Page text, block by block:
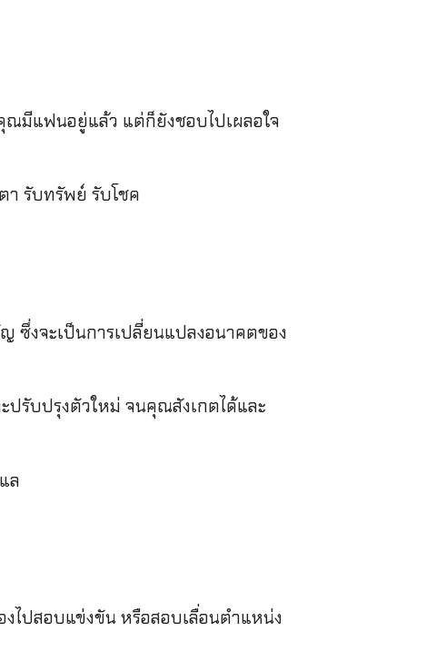
ณมีแฟนอยู่แล้ว แต่ก็ยังชอบไปเผลอใจ
า รับทรัพย์ รับโชค
ซึ่งจะเป็นการเปลี่ยนแปลงอนาคตของ
ปรับปรุงตัวใหม่ จนคุณสังเกตได้และ
ล
ไปสอบแข่งขัน หรือสอบเลื่อนตำแหน่ง